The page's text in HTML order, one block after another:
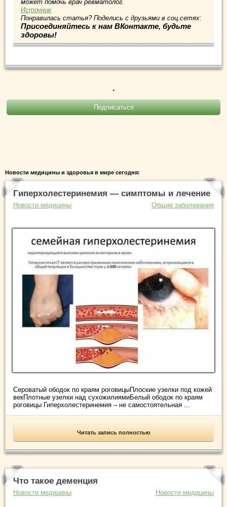
может помочь врач ревматолог.
Источник
Понравилась статья? Поделись с друзьями в соц.сетях:
Присоединяйтесь к нам ВКонтакте, будьте
здоровы!
.
Новости медицины и здоровья в мире сегодня:
Гиперхолестеринемия — симптомы и лечение
Новости медицины Общие заболевания
Сероватый ободок по краям роговицыПлоские узелки под кожей
векПлотные узелки над сухожилиямиБелый ободок по краям
роговицы Гиперхолестеринемия – не самостоятельная ...
Читать запись полностью
Что такое деменция
Новости медицины Новости медицины